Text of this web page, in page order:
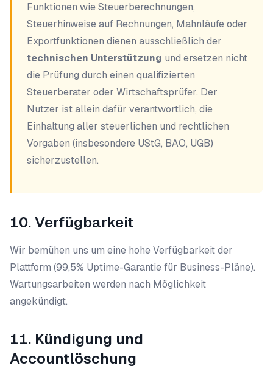
Funktionen wie Steuerberechnungen,
Steuerhinweise auf Rechnungen, Mahnläufe oder
Exportfunktionen dienen ausschließlich der
technischen Unterstützung und ersetzen nicht
die Prüfung durch einen qualifizierten
Steuerberater oder Wirtschaftsprüfer. Der
Nutzer ist allein dafür verantwortlich, die
Einhaltung aller steuerlichen und rechtlichen
Vorgaben (insbesondere UStG, BAO, UGB)
sicherzustellen.
10. Verfügbarkeit
Wir bemühen uns um eine hohe Verfügbarkeit der
Plattform (99,5% Uptime-Garantie für Business-Pläne).
Wartungsarbeiten werden nach Möglichkeit
angekündigt.
11. Kündigung und
Accountlöschung